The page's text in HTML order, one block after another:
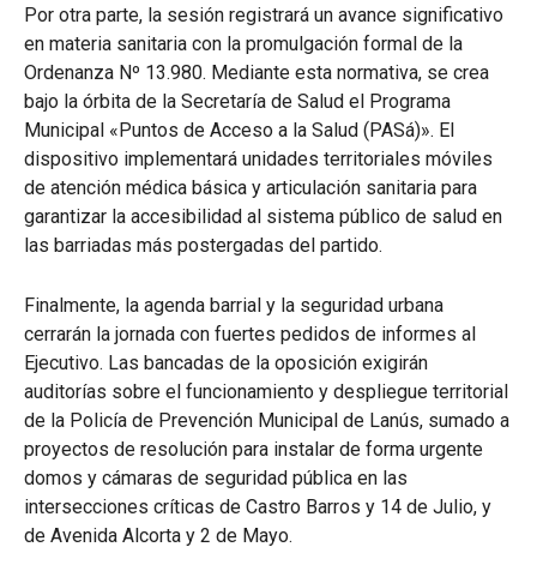
Por otra parte, la sesión registrará un avance significativo
en materia sanitaria con la promulgación formal de la
Ordenanza Nº 13.980. Mediante esta normativa, se crea
bajo la órbita de la Secretaría de Salud el Programa
Municipal «Puntos de Acceso a la Salud (PASá)». El
dispositivo implementará unidades territoriales móviles
de atención médica básica y articulación sanitaria para
garantizar la accesibilidad al sistema público de salud en
las barriadas más postergadas del partido.
Finalmente, la agenda barrial y la seguridad urbana
cerrarán la jornada con fuertes pedidos de informes al
Ejecutivo. Las bancadas de la oposición exigirán
auditorías sobre el funcionamiento y despliegue territorial
de la Policía de Prevención Municipal de Lanús, sumado a
proyectos de resolución para instalar de forma urgente
domos y cámaras de seguridad pública en las
intersecciones críticas de Castro Barros y 14 de Julio, y
de Avenida Alcorta y 2 de Mayo.